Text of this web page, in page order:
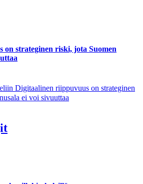
strateginen riski, jota Suomen
Digitaalinen riippuvuus on strateginen
ei voi sivuuttaa